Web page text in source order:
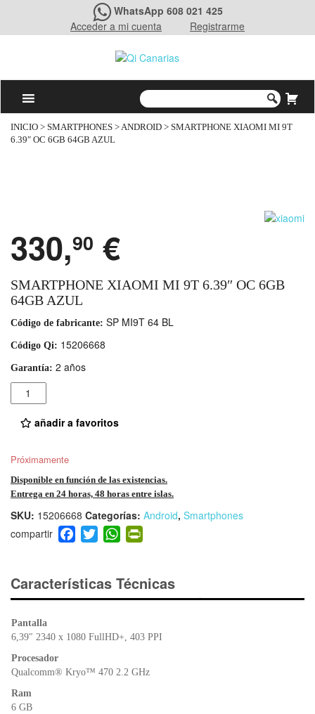
WhatsApp 608 021 425
Acceder a mi cuenta
Registrarme
INICIO > SMARTPHONES >ANDROID > SMARTPHONE XIAOMI MI 9T
6.39″ OC 6GB 64GB AZUL
330,90 €
SMARTPHONE XIAOMI MI 9T 6.39″ OC 6GB
64GB AZUL
Código de fabricante: SP MI9T 64 BL
Código Qi: 15206668
Garantía: 2 años
Cantidad
añadir a favoritos
Próximamente
Disponible en función de las existencias.
Entrega en 24 horas, 48 horas entre islas.
SKU: 15206668 Categorías: Android, Smartphones
F
a
e
b
o
T
wi
er
W
h
s
A
p
ri
e
dl
Características Técnicas
Pantalla
6,39″ 2340 x 1080 FullHD+, 403 PPI
Procesador
Qualcomm® Kryo™ 470 2.2 GHz
Ram
6 GB